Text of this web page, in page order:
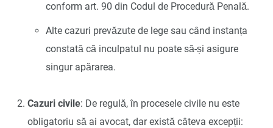
conform art. 90 din Codul de Procedură Penală.
Alte cazuri prevăzute de lege sau când instanța
constată că inculpatul nu poate să-și asigure
singur apărarea.
Cazuri civile: De regulă, în procesele civile nu este
obligatoriu să ai avocat, dar există câteva excepții: